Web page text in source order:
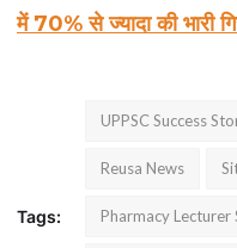
टेक्नोलॉजी / बिजनेस
वायरल न्यूज़
में 70% से ज्यादा की भारी
Tags:
UPPSC Success
Reusa News
Pharmacy Lecturer